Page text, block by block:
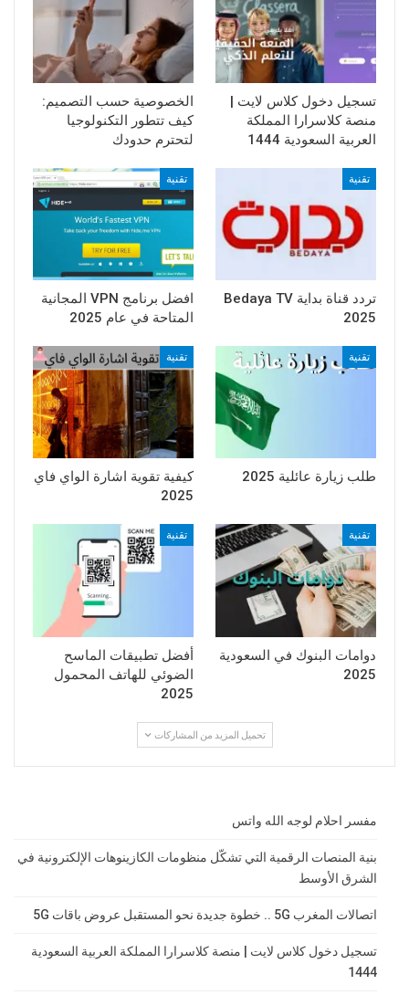
تسجيل دخول كلاس لايت |
منصة كلاسرارا المملكة
العربية السعودية 1444
الخصوصية حسب التصميم:
كيف تتطور التكنولوجيا
لتحترم حدودك
تقنية
تردد قناة بداية Bedaya TV
2025
تقنية
افضل برنامج VPN المجانية
المتاحة في عام 2025
تقنية
طلب زيارة عائلية 2025
تقنية
كيفية تقوية اشارة الواي فاي
2025
تقنية
دوامات البنوك في السعودية
2025
تقنية
أفضل تطبيقات الماسح
الضوئي للهاتف المحمول
2025
تحميل المزيد من المشاركات
مفسر احلام لوجه الله واتس
بنية المنصات الرقمية التي تشكّل منظومات الكازينوهات الإلكترونية في
الشرق الأوسط
اتصالات المغرب 5G .. خطوة جديدة نحو المستقبل عروض باقات 5G
تسجيل دخول كلاس لايت | منصة كلاسرارا المملكة العربية السعودية
1444